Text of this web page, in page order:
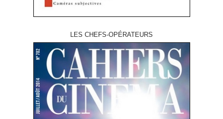
LES CHEFS-OPÉRATEURS